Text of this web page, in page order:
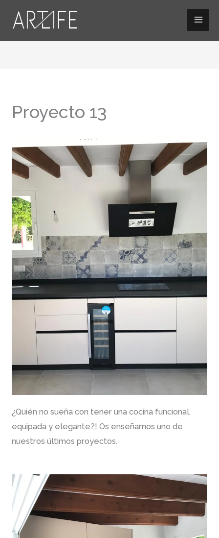
Proyecto 13
¿Quién no sueña con tener una cocina funcional,
equipada y elegante?! Os enseñamos uno de
nuestros últimos proyectos.